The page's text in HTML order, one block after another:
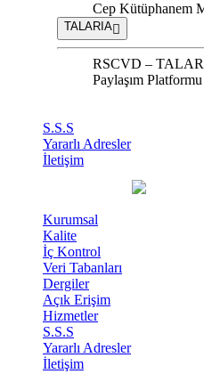
Cep Kütüphanem
TALARIA
RSCVD –
Paylaşım Platformu
S.S.S
Yararlı Adresler
İletişim
Kurumsal
Kalite
İç Kontrol
Veri Tabanları
Dergiler
Açık Erişim
Hizmetler
S.S.S
Yararlı Adresler
İletişim